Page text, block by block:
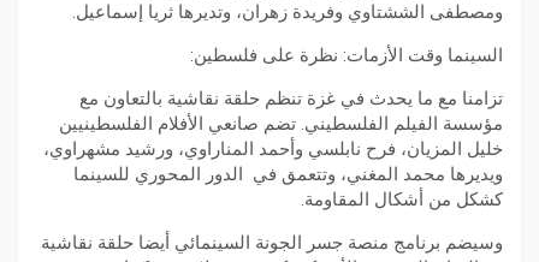
ومصطفى الششتاوي وفريدة زهران، وتديرها ثريا إسماعيل.
السينما وقت الأزمات: نظرة على فلسطين:
تزامنا مع ما يحدث في غزة تنظم حلقة نقاشية بالتعاون مع
مؤسسة الفيلم الفلسطيني. تضم صانعي الأفلام الفلسطينيين
خليل المزيان، فرح نابلسي وأحمد المناراوي، ورشيد مشهراوي،
ويديرها محمد المغني، وتتعمق في الدور المحوري للسينما
كشكل من أشكال المقاومة.
وسيضم برنامج منصة جسر الجونة السينمائي أيضا حلقة نقاشية